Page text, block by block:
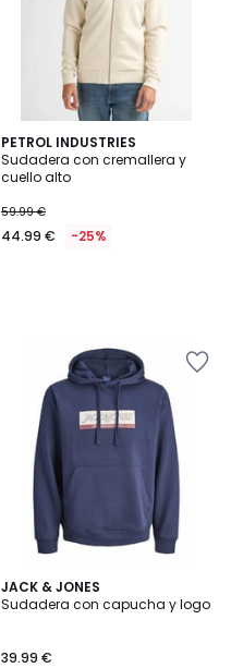
PETROL INDUSTRIES
Sudadera con cremallera y
cuello alto
59.99 €
44.99 € -25%
JACK & JONES
Sudadera con capucha y logo
39.99 €
3
Colores